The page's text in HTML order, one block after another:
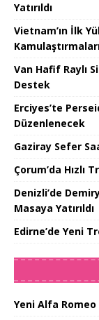
Yatırıldı
Vietnam’ın İlk
Van Hafif Raylı
Destek
Erciyes’te
Düzenlenecek
Gaziray Sefer
Çorum’da Hızlı
Denizli’de
Masaya Yatırıldı
Edirne’de Yeni
Yeni Alfa